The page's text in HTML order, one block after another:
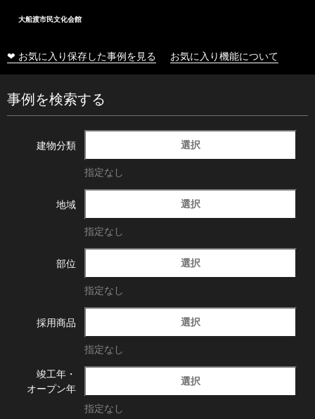
十和田市総合体育センター
❤ お気に入り保存した事例を見る お気に入り機能について
事例を検索する
建物分類 選択
指定なし
地域 選択
指定なし
部位 選択
指定なし
採用商品 選択
指定なし
竣工年・
オープン年
選択
指定なし